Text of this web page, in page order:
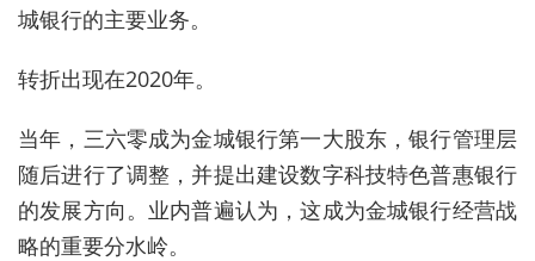
城银行的主要业务。
转折出现在2020年。
当年，三六零成为金城银行第一大股东，银行管理层
随后进行了调整，并提出建设数字科技特色普惠银行
的发展方向。业内普遍认为，这成为金城银行经营战
略的重要分水岭。